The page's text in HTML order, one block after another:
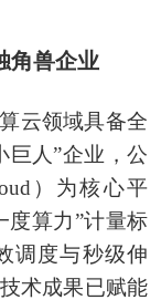
角兽企业
云领域具备全
巨人”企业，公
）为核心平
度算力”计量标
调度与秒级伸
术成果已赋能